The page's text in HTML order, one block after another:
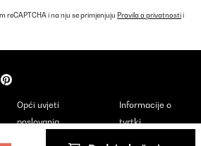
reCAPTCHA i na nju se primjenjuju Pravila o privatnostii
Opći uvjeti
poslovanja
Informacije o
tvrtki